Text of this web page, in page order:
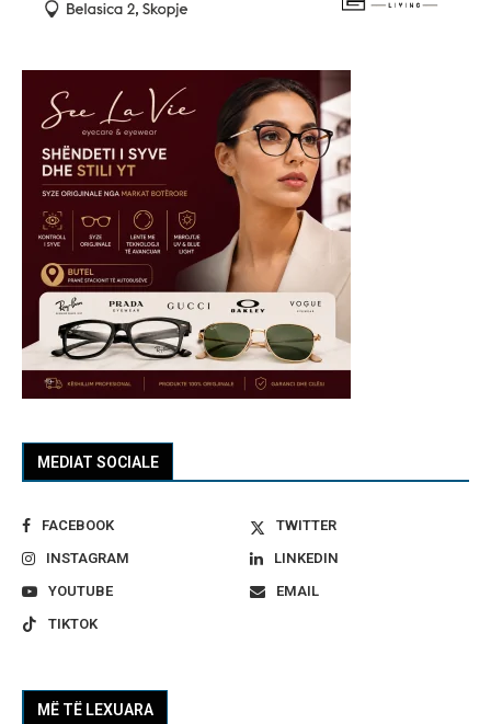
MEDIAT SOCIALE
FACEBOOK
TWITTER
INSTAGRAM
LINKEDIN
YOUTUBE
EMAIL
TIKTOK
MË TË LEXUARA